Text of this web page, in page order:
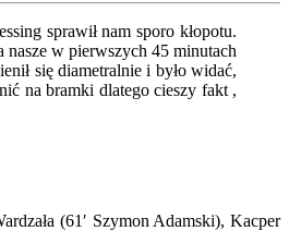
sprawił nam sporo kłopotu.
nasze w pierwszych 45 minutach
się diametralnie i było widać,
na bramki dlatego cieszy fakt ,
(61′ Szymon Adamski), Kacper